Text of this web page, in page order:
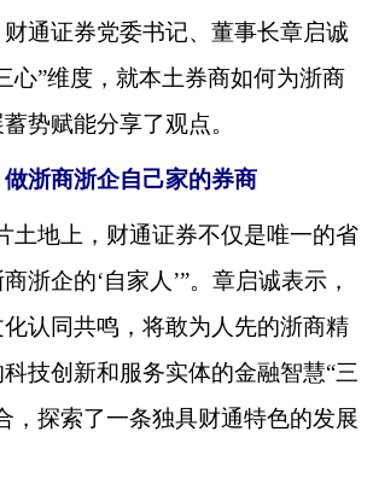
通证券党委书记、董事长章启诚
心”维度，就本土券商如何为浙商
势赋能分享了观点。
浙商浙企自己家的券商
地上，财通证券不仅是唯一的省
浙企的‘自家人’”。章启诚表示，
认同共鸣，将敢为人先的浙商精
技创新和服务实体的金融智慧“三
，探索了一条独具财通特色的发展